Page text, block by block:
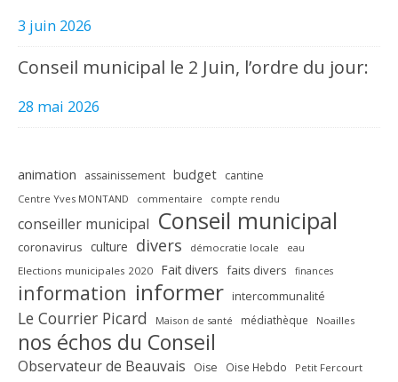
3 juin 2026
Conseil municipal le 2 Juin, l’ordre du jour:
28 mai 2026
animation assainissement budget cantine
Centre Yves MONTAND commentaire compte rendu
conseiller municipal Conseil municipal
coronavirus culture divers démocratie locale eau
Elections municipales 2020 Fait divers faits divers finances
information informer intercommunalité
Le Courrier Picard Maison de santé médiathèque Noailles
nos échos du Conseil
Observateur de Beauvais Oise Oise Hebdo Petit Fercourt